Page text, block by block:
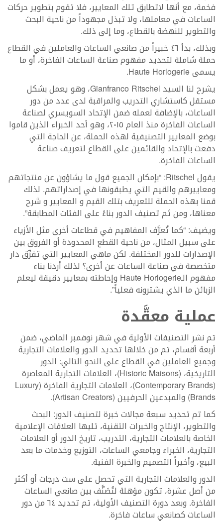
فخمة، مع أنها لاتطابق تلك المعايير، فلا تقوم بتطوير حركات
الساعات في معاملها، ولا تبذل مجهوداً من ناحية البحث
والتطوير للنهضة بالقطاع، وما إلى ذلك.
وبذلك، بدأ ٤٦ خبيراً من صانعي الساعات والعاملين في القطاع
حملة شاملة لتحديد مفهوم صناعة الساعات الفاخرة، أو ما
يسمى Haute Horlogerie.
يشرح لنا السيد Gianfranco Ritschel، وهو يعمل بشكل
مستقل كاستشاري التدريب والمراقبة لدى عدد من دور
الساعات، بالإضافة لعمله ضمن الإتحاد السويسري لصناعة
الساعات الفاخرة منذ العام ٢٠١٥، وهو أحد الخبراء الذين قاموا
بوضع المعايير التصنيفية لهذه الحملة، عن الحاجة التي
دفعت بالإتحاد والقائمين على القطاع لتعريف صناعة
الساعات الفاخرة.
يقول Ritschel: “بإمكان الجميع قول ما يشاؤون عن منتجاتهم
ومعاييرهم والقيم التي يطبقونها في إصداراتهم. لذلك
قمنا بهذه الحملة للتعريف بتلك القيم و المعايير و شرح
معناها، ومن ثم تصنيف الدور بناءً على الفئات المطابقة”.
ويضيف: “كما تُعرَّف المفاهيم في قطاعات أخرى مثل الأزياء
على سبيل المثال، من ناحية القطع المحدودة أو الفروق بين
الإصدارات للدور المختلفة. لكن ماهي المعايير التي تفرِّق دار
متخصصة في صناعة الساعات عن أخرى؟ لذلك أردنا بناء
مفهوم الـHaute Horlogerie وإحاطته بمعايير دقيقة ليعلم
الزبائن ما الذي يشترونه فعلياً”.
عملية معقَّدة
تم نشر التصنيفات الأولية في شهر نوفمبر الماضي، ضمن
أربعة أقسام، تم من خلالها تحديد الدور والعلامات التجارية
وجميع العاملين في القطاع على النحو التالي: الدور
التاريخية، (Historic Maisons)، العلامات التجارية المعاصرة
(Contemporary Brands)، العلامات التجارية الفاخرة (Luxury
Brands) والمبدعين الحرفيين (Artisan Creators).
كما تم تحديد سبعة مجالات خبرة لتصنيف الدور: البحث
والتطوير، الإنتاج والخبرات التقنية، تليها العلاقات الإعلامية
الخاصة بالعلامات التجارية، التدريب، تاريخ الدور أو العلامات
التجارية، الخبراء وجامعي الساعات، التوزيع وخدمات ما بعد
البيع، وأخيراً التصميم والخبرة الفنية.
الدور والعلامات التجارية التي تحصل على ست درجات أو أكثر
من أصل عشرة، تكون مؤهلة لتُصَنَّف بين صانعي الساعات
الفاخرة. وبعد دورة التصنيف الأولية، تم تحديد ٦٤ من دور
الساعات كصانعي ساعات فاخرة.